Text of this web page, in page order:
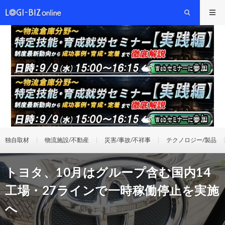
独自取材 物流施設/不動産 災害/事故/不祥事 テクノロジー/製品
トヨタ、10月はグループ含む国内14
工場・27ラインで一時稼働停止を実施
へ